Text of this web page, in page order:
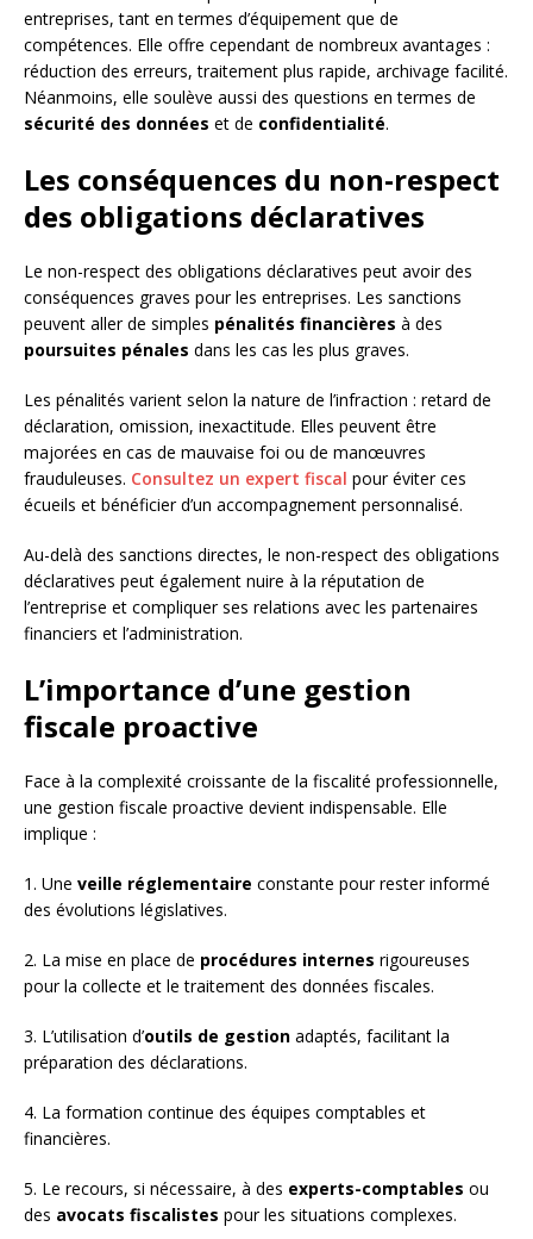
entreprises, tant en termes d’équipement que de
compétences. Elle offre cependant de nombreux avantages :
réduction des erreurs, traitement plus rapide, archivage facilité.
Néanmoins, elle soulève aussi des questions en termes de
sécurité des données et de confidentialité.
Les conséquences du non-respect
des obligations déclaratives
Le non-respect des obligations déclaratives peut avoir des
conséquences graves pour les entreprises. Les sanctions
peuvent aller de simples pénalités financières à des
poursuites pénales dans les cas les plus graves.
Les pénalités varient selon la nature de l’infraction : retard de
déclaration, omission, inexactitude. Elles peuvent être
majorées en cas de mauvaise foi ou de manœuvres
frauduleuses. Consultez un expert fiscal pour éviter ces
écueils et bénéficier d’un accompagnement personnalisé.
Au-delà des sanctions directes, le non-respect des obligations
déclaratives peut également nuire à la réputation de
l’entreprise et compliquer ses relations avec les partenaires
financiers et l’administration.
L’importance d’une gestion
fiscale proactive
Face à la complexité croissante de la fiscalité professionnelle,
une gestion fiscale proactive devient indispensable. Elle
implique :
1. Une veille réglementaire constante pour rester informé
des évolutions législatives.
2. La mise en place de procédures internes rigoureuses
pour la collecte et le traitement des données fiscales.
3. L’utilisation d’outils de gestion adaptés, facilitant la
préparation des déclarations.
4. La formation continue des équipes comptables et
financières.
5. Le recours, si nécessaire, à des experts-comptables ou
des avocats fiscalistes pour les situations complexes.